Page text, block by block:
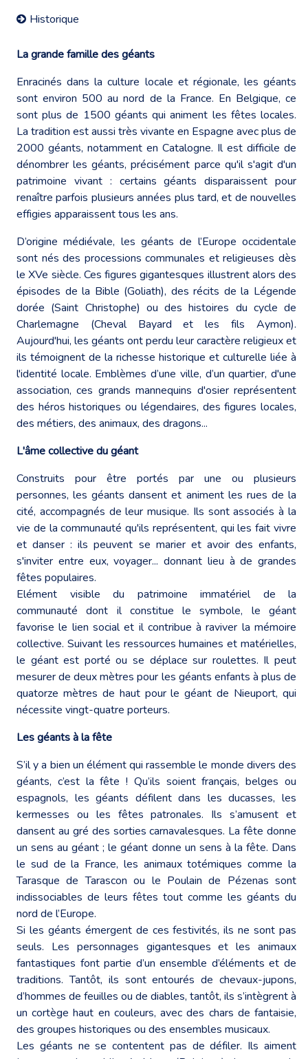
Historique
La grande famille des géants
Enracinés dans la culture locale et régionale, les géants
sont environ 500 au nord de la France. En Belgique, ce
sont plus de 1500 géants qui animent les fêtes locales.
La tradition est aussi très vivante en Espagne avec plus de
2000 géants, notamment en Catalogne. Il est difficile de
dénombrer les géants, précisément parce qu'il s'agit d'un
patrimoine vivant : certains géants disparaissent pour
renaître parfois plusieurs années plus tard, et de nouvelles
effigies apparaissent tous les ans.
D’origine médiévale, les géants de l’Europe occidentale
sont nés des processions communales et religieuses dès
le XVe siècle. Ces figures gigantesques illustrent alors des
épisodes de la Bible (Goliath), des récits de la Légende
dorée (Saint Christophe) ou des histoires du cycle de
Charlemagne (Cheval Bayard et les fils Aymon).
Aujourd'hui, les géants ont perdu leur caractère religieux et
ils témoignent de la richesse historique et culturelle liée à
l'identité locale. Emblèmes d’une ville, d’un quartier, d'une
association, ces grands mannequins d'osier représentent
des héros historiques ou légendaires, des figures locales,
des métiers, des animaux, des dragons...
L'âme collective du géant
Construits pour être portés par une ou plusieurs
personnes, les géants dansent et animent les rues de la
cité, accompagnés de leur musique. Ils sont associés à la
vie de la communauté qu'ils représentent, qui les fait vivre
et danser : ils peuvent se marier et avoir des enfants,
s'inviter entre eux, voyager... donnant lieu à de grandes
fêtes populaires.
Elément visible du patrimoine immatériel de la
communauté dont il constitue le symbole, le géant
favorise le lien social et il contribue à raviver la mémoire
collective. Suivant les ressources humaines et matérielles,
le géant est porté ou se déplace sur roulettes. Il peut
mesurer de deux mètres pour les géants enfants à plus de
quatorze mètres de haut pour le géant de Nieuport, qui
nécessite vingt-quatre porteurs.
Les géants à la fête
S’il y a bien un élément qui rassemble le monde divers des
géants, c’est la fête ! Qu’ils soient français, belges ou
espagnols, les géants défilent dans les ducasses, les
kermesses ou les fêtes patronales. Ils s’amusent et
dansent au gré des sorties carnavalesques. La fête donne
un sens au géant ; le géant donne un sens à la fête. Dans
le sud de la France, les animaux totémiques comme la
Tarasque de Tarascon ou le Poulain de Pézenas sont
indissociables de leurs fêtes tout comme les géants du
nord de l’Europe.
Si les géants émergent de ces festivités, ils ne sont pas
seuls. Les personnages gigantesques et les animaux
fantastiques font partie d’un ensemble d’éléments et de
traditions. Tantôt, ils sont entourés de chevaux-jupons,
d’hommes de feuilles ou de diables, tantôt, ils s’intègrent à
un cortège haut en couleurs, avec des chars de fantaisie,
des groupes historiques ou des ensembles musicaux.
Les géants ne se contentent pas de défiler. Ils aiment